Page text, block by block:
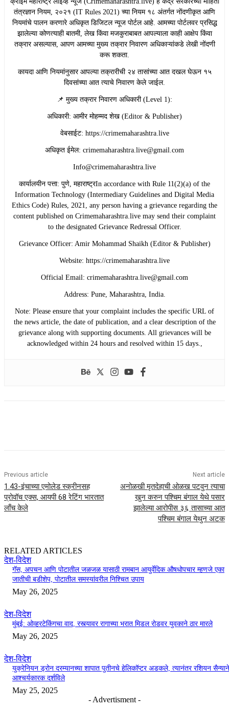
तंत्रज्ञान नियम, २०२१ (IT Rules 2021) च्या नियम १८ अंतर्गत नोंदणीकृत आणि
नियमांचे पालन करणारे अधिकृत डिजिटल न्यूज पोर्टल आहे. आमच्या पोर्टलवर प्रसिद्ध
झालेल्या कोणत्याही बातमी, लेख किंवा मजकुराबाबत आपल्याला काही आक्षेप किंवा
तक्रार असल्यास, आपण आमच्या मुख्य तक्रार निवारण अधिकाऱ्यांकडे लेखी नोंदणी
करू शकता.
​कायदा आणि नियमांनुसार आपल्या तक्रारीची २४ तासांच्या आत दखल घेऊन १५
दिवसांच्या आत त्याचे निवारण केले जाईल.
​📌 मुख्य तक्रार निवारण अधिकारी (Level 1):
​अधिकारी: आमीर मोहम्मद शेख (Editor & Publisher)
​वेबसाईट: https://crimemaharashtra.live
​अधिकृत ईमेल: crimemaharashtra.live@gmail.com
Info@crimemaharashtra.live
​कार्यालयीन पत्ता: पुणे, महाराष्ट्रIn accordance with Rule 11(2)(a) of the
Information Technology (Intermediary Guidelines and Digital Media
Ethics Code) Rules, 2021, any person having a grievance regarding the
content published on Crimemaharashtra.live may send their complaint
to the designated Grievance Redressal Officer.
​Grievance Officer: Amir Mohammad Shaikh (Editor & Publisher)
​Website: https://crimemaharashtra.live
​Official Email: crimemaharashtra.live@gmail.com
​Address: Pune, Maharashtra, India.
​Note: Please ensure that your complaint includes the specific URL of
the news article, the date of publication, and a clear description of the
grievance along with supporting documents. All grievances will be
acknowledged within 24 hours and resolved within 15 days.,
Previous article
1.43-इंचाच्या एमोलेड स्क्रीनसह
प्रोवॉच एक्स, आयपी 68 रेटिंग भारतात
लाँच केले
Next article
अनोळखी मृतदेहाची ओळख पटवुन त्याचा
खुन करुन पश्चिम बंगाल येथे पसार
झालेल्या आरोपीस ३६ तासाच्या आत
पश्चिम बंगाल येथुन अटक
RELATED ARTICLES
देश-विदेश
गॅस, अपचन आणि पोटातील जळजळ यासाठी रामबान आयुर्वेदिक औषधोपचार म्हणजे एका
जातीची बडीशेप, पोटातील समस्यांवरील निश्चित उपाय
May 26, 2025
देश-विदेश
मुंबई: ओव्हरटेकिंगचा वाद, रस्त्यावर रागाच्या भरात मिडल रोडवर युवकाने ठार मारले
May 26, 2025
देश-विदेश
युक्रेनियन ड्रोन दरम्यानच्या शापात पुतीनचे हेलिकॉप्टर अडकले, त्यानंतर रशियन सैन्याने
आश्चर्यकारक दर्शविले
May 25, 2025
- Advertisment -